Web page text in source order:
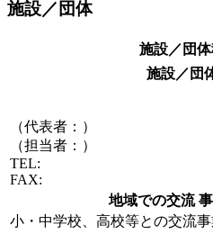
施設／団体
施設／団体
施設／団
（代表者：）
（担当者：）
TEL:
FAX:
地域での交流
小・中学校、高校等との交流